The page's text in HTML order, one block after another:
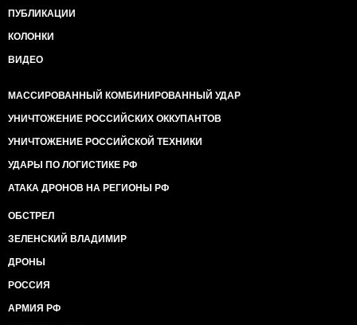
ПУБЛИКАЦИИ
КОЛОНКИ
ВИДЕО
МАССИРОВАННЫЙ КОМБИНИРОВАННЫЙ УДАР
УНИЧТОЖЕНИЕ РОССИЙСКИХ ОККУПАНТОВ
УНИЧТОЖЕНИЕ РОССИЙСКОЙ ТЕХНИКИ
УДАРЫ ПО ЛОГИСТИКЕ РФ
АТАКА ДРОНОВ НА РЕГИОНЫ РФ
ОБСТРЕЛ
ЗЕЛЕНСКИЙ ВЛАДИМИР
ДРОНЫ
РОССИЯ
АРМИЯ РФ